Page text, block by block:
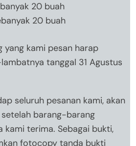
20 buah
20 buah
yang kami pesan harap
tanggal 31 Agustus
seluruh pesanan kami, akan
barang-barang
kami terima. Sebagai bukti,
fotocopy tanda bukti